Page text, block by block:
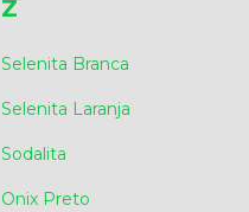
Z
Selenita Branca
Selenita Laranja
Sodalita
Onix Preto